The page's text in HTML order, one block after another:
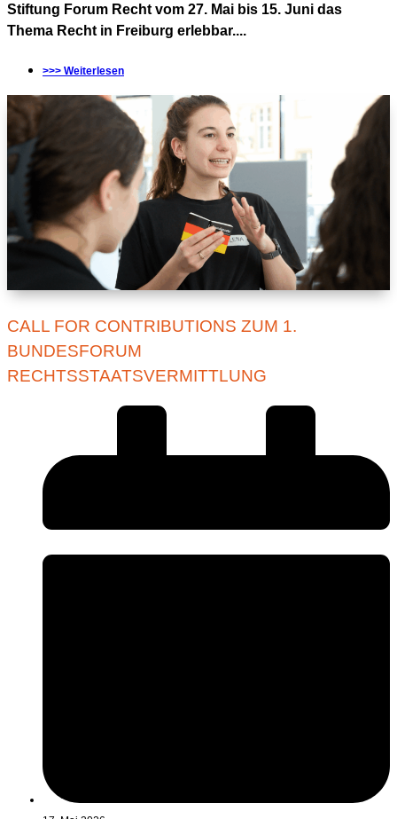
Stiftung Forum Recht vom 27. Mai bis 15. Juni das
Thema Recht in Freiburg erlebbar....
>>> Weiterlesen
CALL FOR CONTRIBUTIONS ZUM 1.
BUNDESFORUM
RECHTSSTAATSVERMITTLUNG